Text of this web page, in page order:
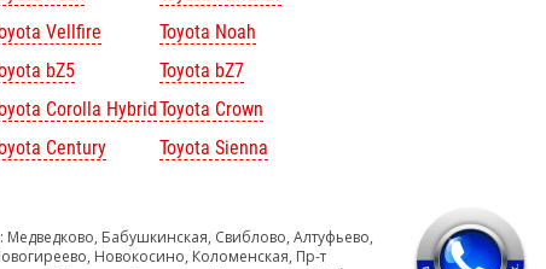
Vellfire
bZ5
Corolla Hybrid
Century
Toyota Noah
Toyota bZ7
Toyota Crown
Toyota Sienna
Бабушкинская, Свиблово, Алтуфьево,
Новокосино, Коломенская, Пр-т